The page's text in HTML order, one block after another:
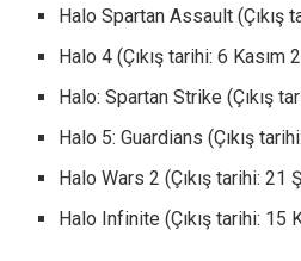
Halo Spartan Assault (Çıkış
Halo 4 (Çıkış tarihi: 6 Kasım
Halo: Spartan Strike (Çıkış
Halo 5: Guardians (Çıkış
Halo Wars 2 (Çıkış tarihi: 21
Halo Infinite (Çıkış tarihi: 15